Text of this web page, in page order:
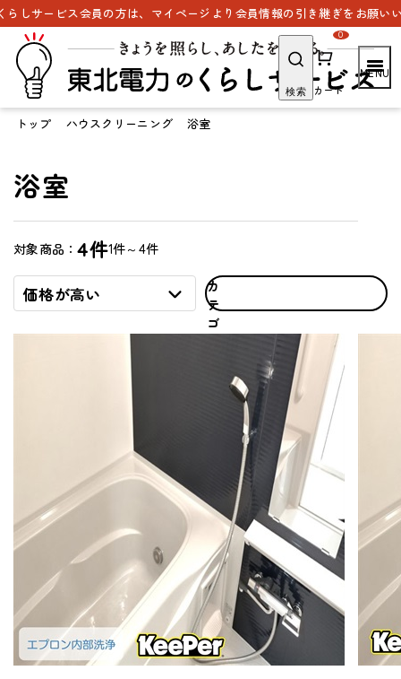
ービス会員の方は、マイページより会員情報の引き継ぎをお願いいた
検索 カート
0
トップ ハウスクリーニング 浴室
浴室
対象商品：4件1件～4件
価格が高い
カ
テ
ゴ